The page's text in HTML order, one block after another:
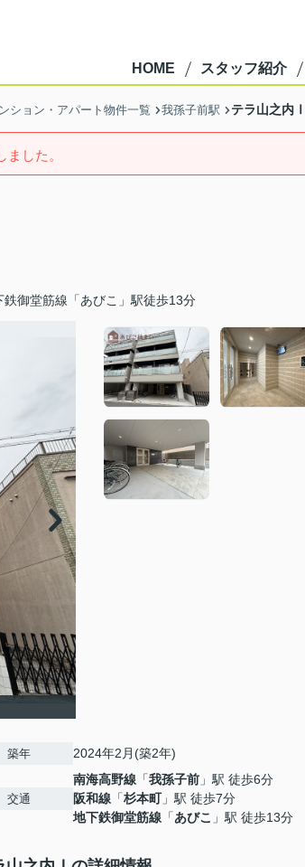
HOME スタッフ紹介
ション・アパート物件一覧 我孫子前駅 テラ山之内
した。
鉄御堂筋線「あびこ」駅徒歩13分
築年 2024年2月(築2年)
交通
南海高野線 「我孫子前 」駅 徒歩6分
阪和線 「杉本町」駅 徒歩7分
地下鉄御堂筋線 「あびこ 」駅 徒歩13分